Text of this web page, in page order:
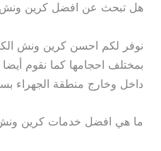
هل تبحث عن افضل كرين ونش
نوفر لكم احسن كرين ونش
بمختلف احجامها كما نقوم
داخل وخارج منطقة الجهراء
ما هي افضل خدمات كرين